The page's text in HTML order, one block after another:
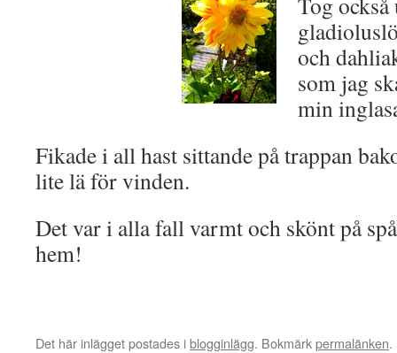
och
som jag
min
Fikade i all hast sittande på trappan
lite lä för vinden.
Det var i alla fall varmt och skönt på
hem!
Det här inlägget postades iblogginlägg. Bokmärkpermalänken.